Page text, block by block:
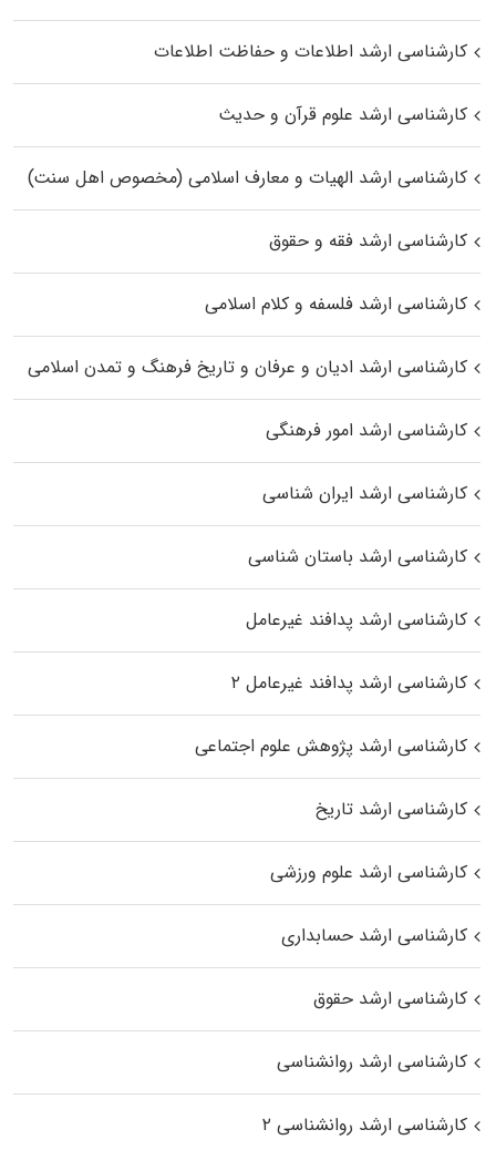
کارشناسی ارشد اطلاعات و حفاظت اطلاعات
کارشناسی ارشد علوم قرآن و حدیث
کارشناسی ارشد الهیات و معارف اسلامی (مخصوص اهل سنت)
کارشناسی ارشد فقه و حقوق
کارشناسی ارشد فلسفه و کلام اسلامی
کارشناسی ارشد ادیان و عرفان و تاریخ فرهنگ و تمدن اسلامی
کارشناسی ارشد امور فرهنگی
کارشناسی ارشد ایران شناسی
کارشناسی ارشد باستان شناسی
کارشناسی ارشد پدافند غیرعامل
کارشناسی ارشد پدافند غیرعامل ۲
کارشناسی ارشد پژوهش علوم اجتماعی
کارشناسی ارشد تاریخ
کارشناسی ارشد علوم ورزشی
کارشناسی ارشد حسابداری
کارشناسی ارشد حقوق
کارشناسی ارشد روانشناسی
کارشناسی ارشد روانشناسی ۲